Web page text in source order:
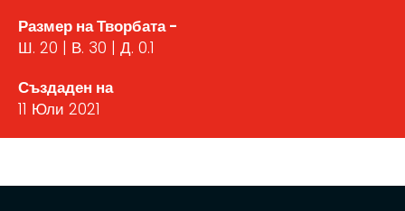
Размер на Творбата -
Ш. 20 | В. 30 | Д. 0.1
Създаден на
11 Юли 2021